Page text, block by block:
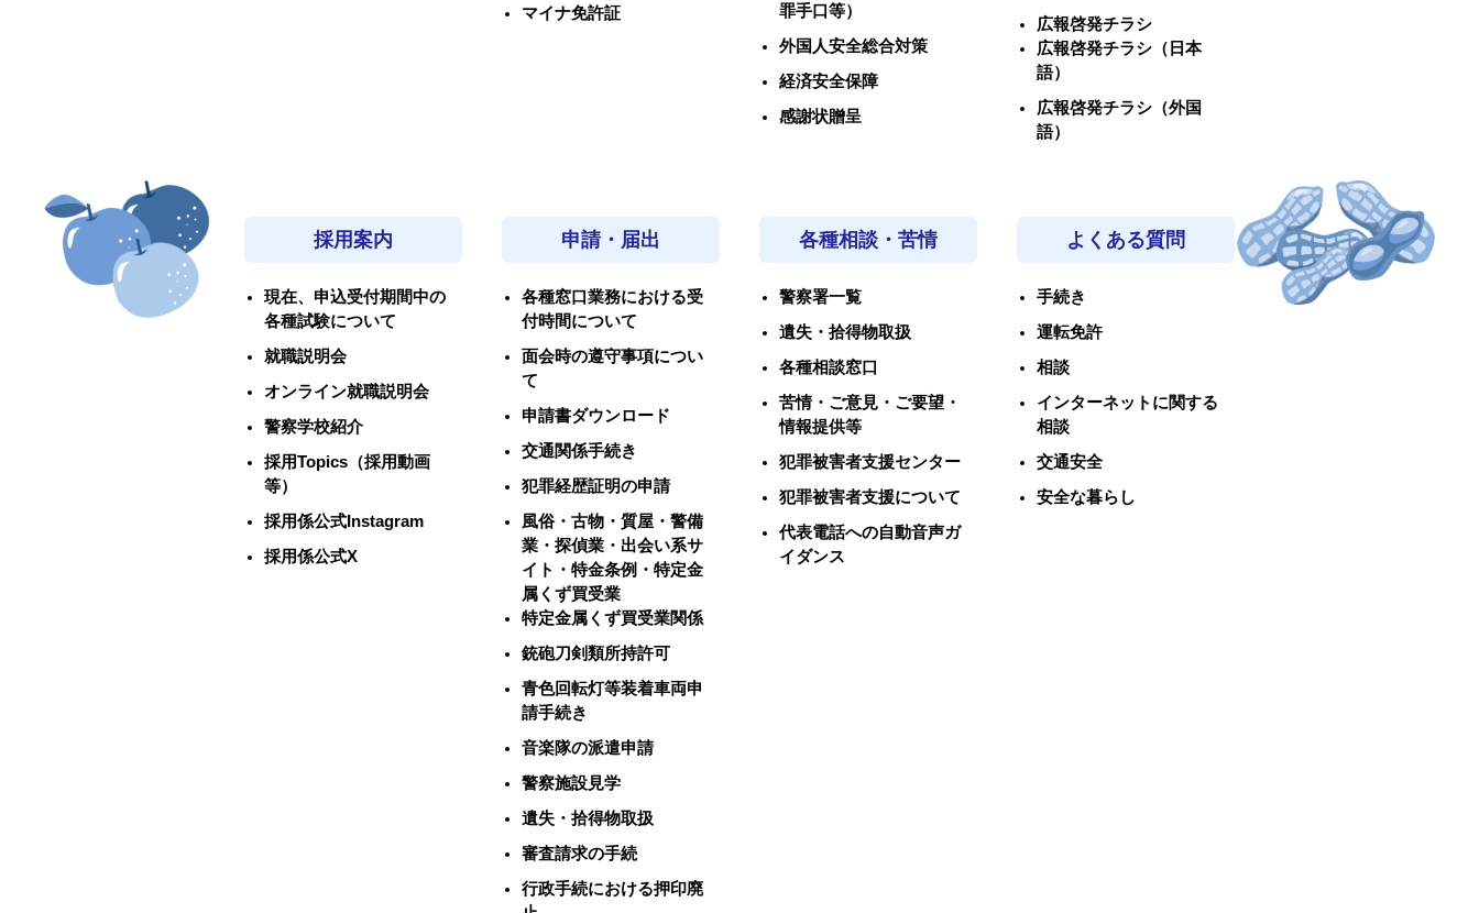
マイナ免許証
罪手口等）
外国人安全総合対策
経済安全保障
感謝状贈呈
広報啓発チラシ
広報啓発チラシ（日本
語）
広報啓発チラシ（外国
語）
採用案内
現在、申込受付期間中の
各種試験について
就職説明会
オンライン就職説明会
警察学校紹介
採用Topics（採用動画
等）
採用係公式Instagram
採用係公式X
申請・届出
各種窓口業務における受
付時間について
面会時の遵守事項につい
て
申請書ダウンロード
交通関係手続き
犯罪経歴証明の申請
風俗・古物・質屋・警備
業・探偵業・出会い系サ
イト・特金条例・特定金
属くず買受業
特定金属くず買受業関係
銃砲刀剣類所持許可
青色回転灯等装着車両申
請手続き
音楽隊の派遣申請
警察施設見学
遺失・拾得物取扱
審査請求の手続
行政手続における押印廃
各種相談・苦情
警察署一覧
遺失・拾得物取扱
各種相談窓口
苦情・ご意見・ご要望・
情報提供等
犯罪被害者支援センター
犯罪被害者支援について
代表電話への自動音声ガ
イダンス
よくある質問
手続き
運転免許
相談
インターネットに関する
相談
交通安全
安全な暮らし